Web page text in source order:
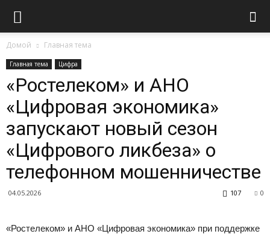
Домой Главная тема
Главная тема Цифра
«Ростелеком» и АНО
«Цифровая экономика»
запускают новый сезон
«Цифрового ликбеза» о
телефонном мошенничестве
04.05.2026 0
107
«Ростелеком» и АНО «Цифровая экономика» при поддержке